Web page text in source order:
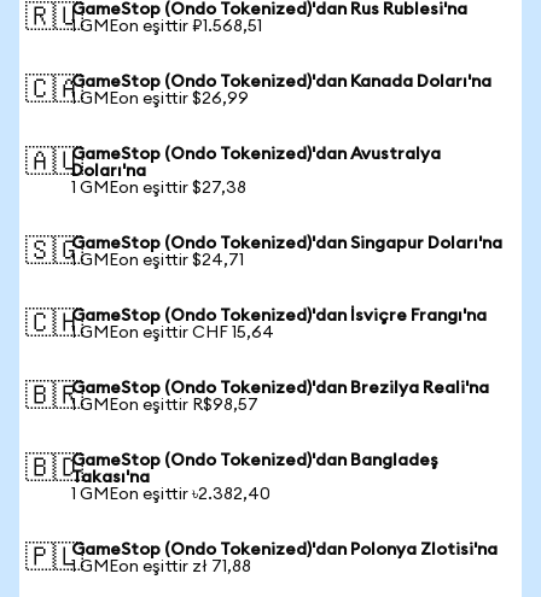
🇷🇺GameStop (Ondo Tokenized)'dan Rus Rublesi'na
1 GMEon eşittir ₽1.568,51
🇨🇦GameStop (Ondo Tokenized)'dan Kanada Doları'na
1 GMEon eşittir $26,99
🇦🇺GameStop (Ondo Tokenized)'dan Avustralya
Doları'na
1 GMEon eşittir $27,38
🇸🇬GameStop (Ondo Tokenized)'dan Singapur Doları'na
1 GMEon eşittir $24,71
🇨🇭GameStop (Ondo Tokenized)'dan İsviçre Frangı'na
1 GMEon eşittir CHF 15,64
🇧🇷GameStop (Ondo Tokenized)'dan Brezilya Reali'na
1 GMEon eşittir R$98,57
🇧🇩GameStop (Ondo Tokenized)'dan Bangladeş
Takası'na
1 GMEon eşittir ৳2.382,40
🇵🇱GameStop (Ondo Tokenized)'dan Polonya Zlotisi'na
1 GMEon eşittir zł 71,88